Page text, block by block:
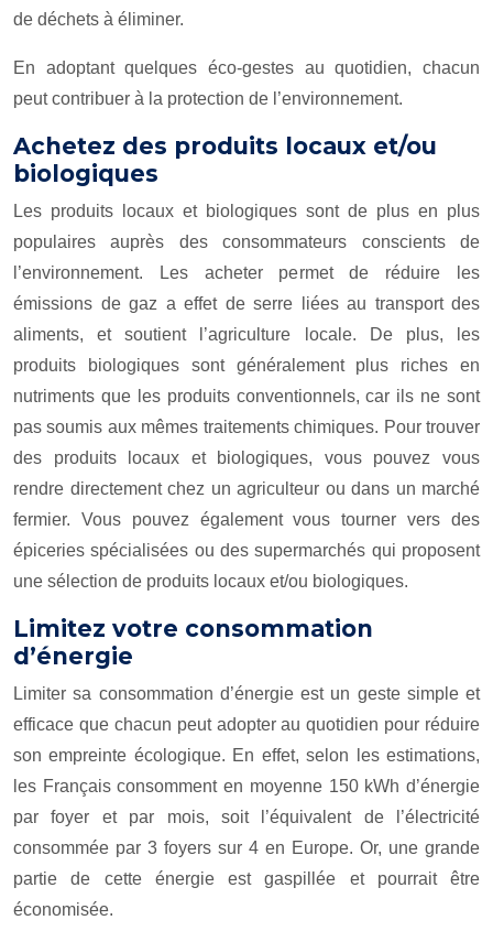
de déchets à éliminer.
En adoptant quelques éco-gestes au quotidien, chacun
peut contribuer à la protection de l’environnement.
Achetez des produits locaux et/ou
biologiques
Les produits locaux et biologiques sont de plus en plus
populaires auprès des consommateurs conscients de
l’environnement. Les acheter permet de réduire les
émissions de gaz a effet de serre liées au transport des
aliments, et soutient l’agriculture locale. De plus, les
produits biologiques sont généralement plus riches en
nutriments que les produits conventionnels, car ils ne sont
pas soumis aux mêmes traitements chimiques. Pour trouver
des produits locaux et biologiques, vous pouvez vous
rendre directement chez un agriculteur ou dans un marché
fermier. Vous pouvez également vous tourner vers des
épiceries spécialisées ou des supermarchés qui proposent
une sélection de produits locaux et/ou biologiques.
Limitez votre consommation
d’énergie
Limiter sa consommation d’énergie est un geste simple et
efficace que chacun peut adopter au quotidien pour réduire
son empreinte écologique. En effet, selon les estimations,
les Français consomment en moyenne 150 kWh d’énergie
par foyer et par mois, soit l’équivalent de l’électricité
consommée par 3 foyers sur 4 en Europe. Or, une grande
partie de cette énergie est gaspillée et pourrait être
économisée.